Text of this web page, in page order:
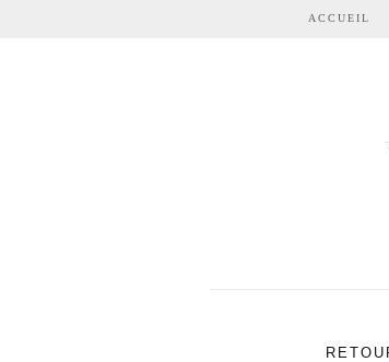
Aller au contenu principal
ACCUEIL